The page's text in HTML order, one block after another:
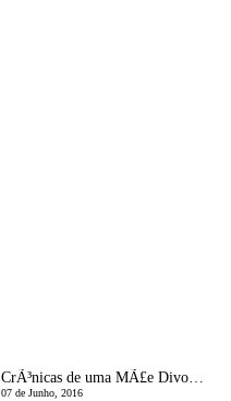
CrÃ³nicas de uma MÃ£e Divorciada | Viver num Meio Pequeno
07 de Junho, 2016